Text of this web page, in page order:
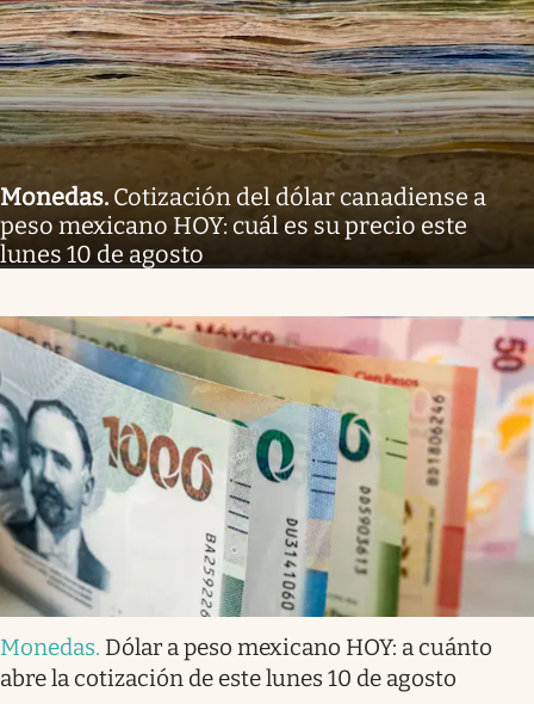
Monedas. Cotización del dólar canadiense a
peso mexicano HOY: cuál es su precio este
lunes 10 de agosto
Monedas. Dólar a peso mexicano HOY: a cuánto
abre la cotización de este lunes 10 de agosto